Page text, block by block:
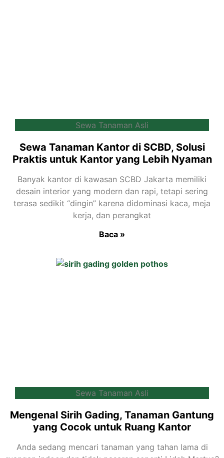
Sewa Tanaman Asli
Sewa Tanaman Kantor di SCBD, Solusi
Praktis untuk Kantor yang Lebih Nyaman
Banyak kantor di kawasan SCBD Jakarta memiliki
desain interior yang modern dan rapi, tetapi sering
terasa sedikit “dingin” karena didominasi kaca, meja
kerja, dan perangkat
Baca »
Sewa Tanaman Asli
Mengenal Sirih Gading, Tanaman Gantung
yang Cocok untuk Ruang Kantor
Anda sedang mencari tanaman yang tahan lama di